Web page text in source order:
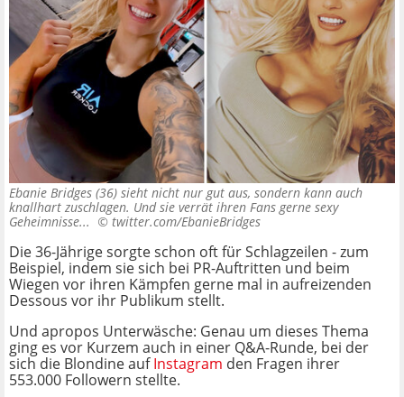
Ebanie Bridges (36) sieht nicht nur gut aus, sondern kann auch
knallhart zuschlagen. Und sie verrät ihren Fans gerne sexy
Geheimnisse... © twitter.com/EbanieBridges
Die 36-Jährige sorgte schon oft für Schlagzeilen - zum
Beispiel, indem sie sich bei PR-Auftritten und beim
Wiegen vor ihren Kämpfen gerne mal in aufreizenden
Dessous vor ihr Publikum stellt.
Und apropos Unterwäsche: Genau um dieses Thema
ging es vor Kurzem auch in einer Q&A-Runde, bei der
sich die Blondine aufInstagram den Fragen ihrer
553.000 Followern stellte.